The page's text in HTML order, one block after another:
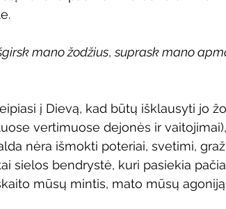
mano žodžius, suprask mano
į Dievą, kad būtų išklausyti jo
vertimuose dejonės ir
nėra išmokti poteriai, svetimi,
sielos bendrystė, kuri pasiekia
mūsų mintis, mato mūsų